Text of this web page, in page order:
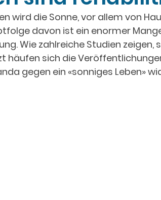
wird die Sonne, vor allem von
davon ist ein enormer
Wie zahlreiche Studien
häufen sich die
gegen ein «sonniges Leben»